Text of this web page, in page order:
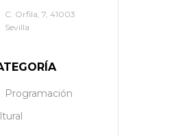
C. Orfila, 7, 41003
Sevilla
Programación